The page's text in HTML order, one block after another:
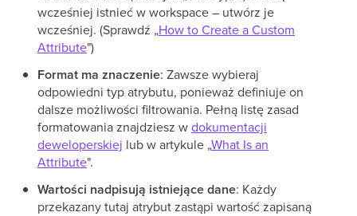
wcześniej istnieć w workspace – utwórz je
wcześniej. (Sprawdź „How to Create a Custom
Attribute")
Format ma znaczenie: Zawsze wybieraj
odpowiedni typ atrybutu, ponieważ definiuje on
dalsze możliwości filtrowania. Pełną listę zasad
formatowania znajdziesz wdokumentacji
deweloperskiej lub w artykule „What Is an
Attribute".
Wartości nadpisują istniejące dane: Każdy
przekazany tutaj atrybut zastąpi wartość zapisaną